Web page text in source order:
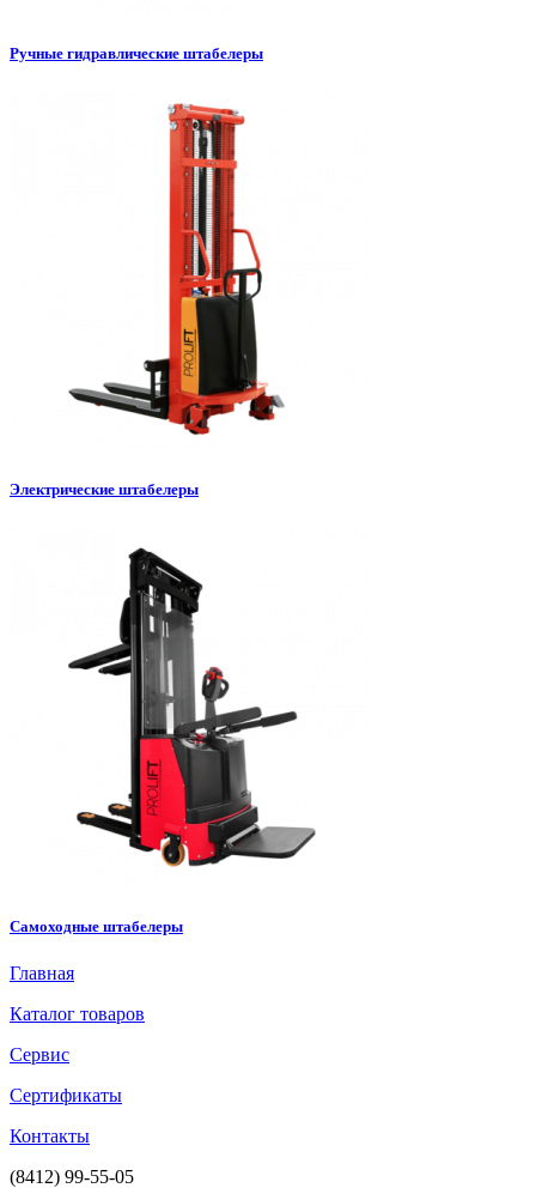
Ручные гидравлические штабелеры
Электрические штабелеры
Самоходные штабелеры
Главная
Каталог товаров
Сервис
Сертификаты
Контакты
(8412) 99-55-05